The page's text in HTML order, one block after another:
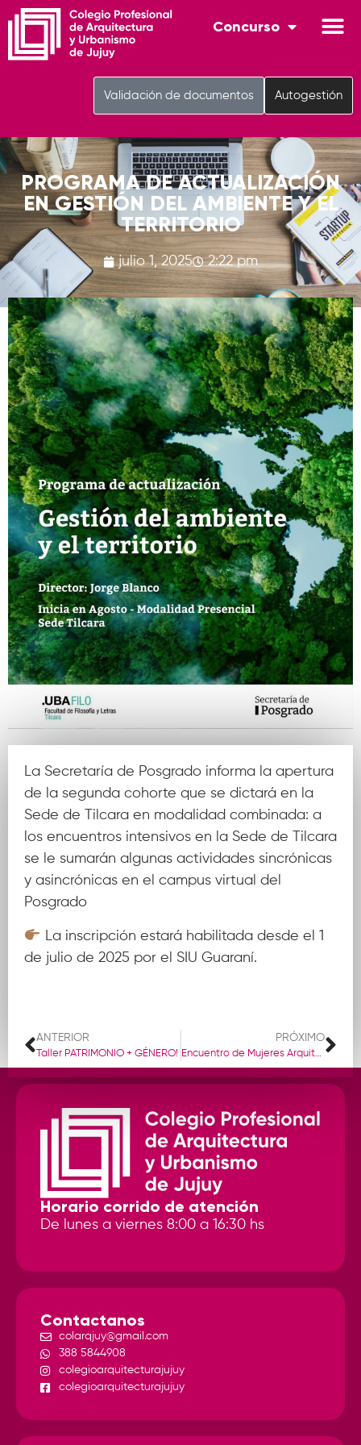
Autogestión
Validación de documentos
Concurso
PROGRAMA DE ACTUALIZACIÓN
EN GESTIÓN DEL AMBIENTE Y EL
TERRITORIO
julio 1, 2025 2:22 pm
La Secretaría de Posgrado informa la apertura
de la segunda cohorte que se dictará en la
Sede de Tilcara en modalidad combinada: a
los encuentros intensivos en la Sede de Tilcara
se le sumarán algunas actividades sincrónicas
y asincrónicas en el campus virtual del
Posgrado
La inscripción estará habilitada desde el 1
de julio de 2025 por el SIU Guaraní.
ANTERIOR
Taller PATRIMONIO + GÉNERO!
PRÓXIMO
Encuentro de Mujeres Arquitectas
Horario corrido de atención
De lunes a viernes 8:00 a 16:30 hs
Contactanos
colarqjuy@gmail.com
388 5844908
colegioarquitecturajujuy
colegioarquitecturajujuy